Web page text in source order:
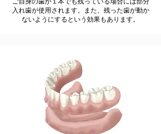
入れ歯が使用されます。また、残った歯が動か
ないようにするという効果もあります。